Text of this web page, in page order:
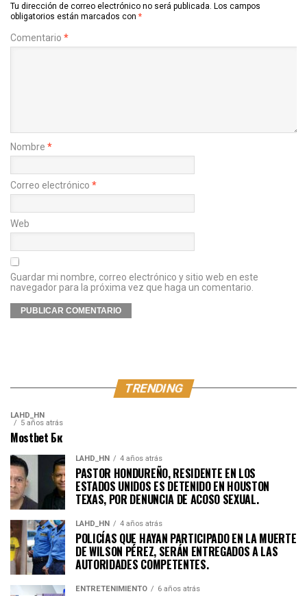
Tu dirección de correo electrónico no será publicada. Los campos
obligatorios están marcados con *
Comentario *
Nombre *
Correo electrónico *
Web
Guardar mi nombre, correo electrónico y sitio web en este
navegador para la próxima vez que haga un comentario.
TRENDING
LAHD_HN
5 años atrás
Mostbet Бк
LAHD_HN 4 años atrás
PASTOR HONDUREÑO, RESIDENTE EN LOS
ESTADOS UNIDOS ES DETENIDO EN HOUSTON
TEXAS, POR DENUNCIA DE ACOSO SEXUAL.
LAHD_HN 4 años atrás
POLICÍAS QUE HAYAN PARTICIPADO EN LA MUERTE
DE WILSON PÉREZ, SERÁN ENTREGADOS A LAS
AUTORIDADES COMPETENTES.
ENTRETENIMIENTO 6 años atrás